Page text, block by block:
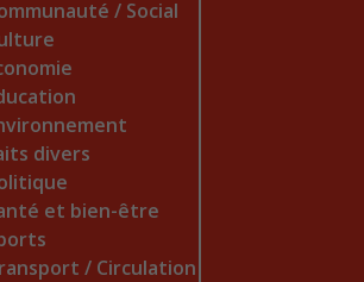
/ Social
divers
et bien-être
/ Circulation